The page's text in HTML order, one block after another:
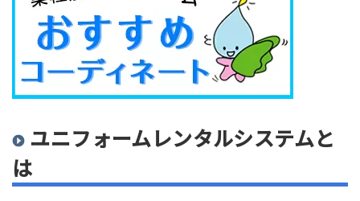
ユニフォームレンタルシステムと
は